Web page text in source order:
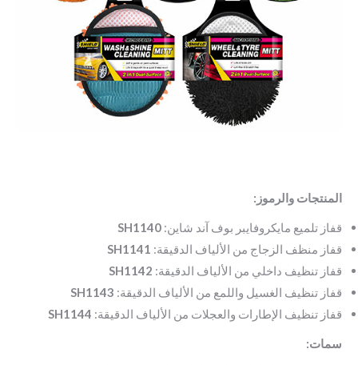
المنتجات والرموز:
قفاز تلميع مايكروفايبر بوف آند شاين: SH1140
قفاز منظف الزجاج من الألياف الدقيقة: SH1141
قفاز تنظيف داخلي من الألياف الدقيقة: SH1142
قفاز تنظيف الغسيل واللمع من الألياف الدقيقة: SH1143
قفاز تنظيف الإطارات والعجلات من الألياف الدقيقة: SH1144
سمات: